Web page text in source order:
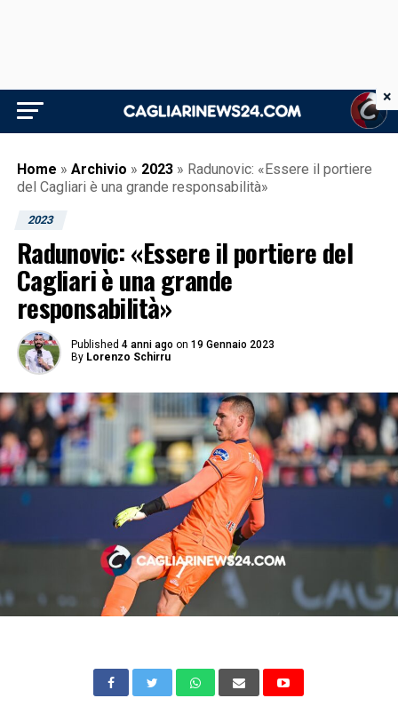
Home » Archivio » 2023 » Radunovic: «Essere il portiere
del Cagliari è una grande responsabilità»
2023
Radunovic: «Essere il portiere del
Cagliari è una grande
responsabilità»
Published 4 anni ago on 19 Gennaio 2023
By Lorenzo Schirru
×